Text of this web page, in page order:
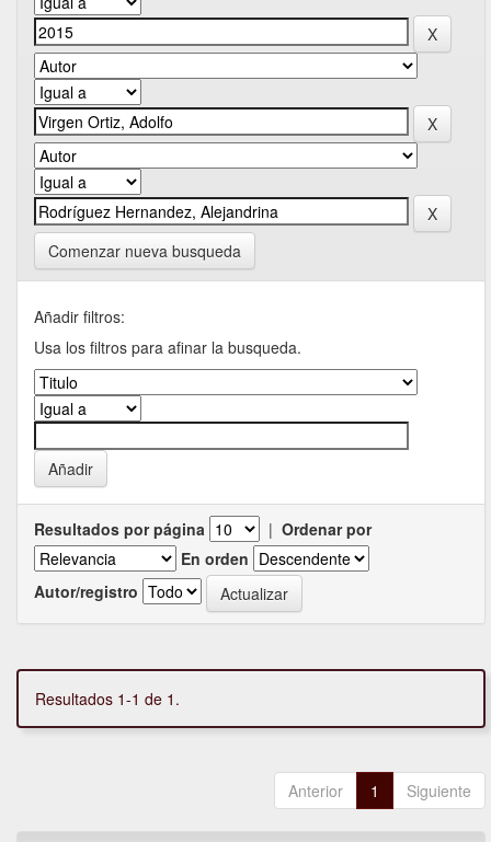
Comenzar nueva busqueda
Añadir filtros:
Usa los filtros para afinar la busqueda.
Resultados por página | Ordenar por
En orden
Autor/registro
Resultados 1-1 de 1.
Anterior 1 Siguiente